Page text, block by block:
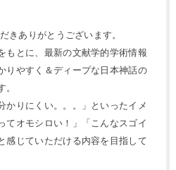
きありがとうございます。
もとに、最新の文献学的学術情報
りやすく＆ディープな日本神話の
かりにくい。。。」といったイメ
てオモシロい！」「こんなスゴイ
感じていただける内容を目指して